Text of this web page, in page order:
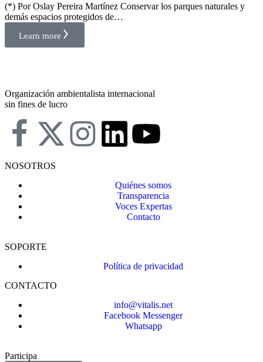
(*) Por Oslay Pereira Martínez Conservar los parques naturales y
demás espacios protegidos de…
Learn more
Organización ambientalista internacional
sin fines de lucro
NOSOTROS
Quiénes somos
Transparencia
Voces Expertas
Contacto
SOPORTE
Política de privacidad
CONTACTO
info@vitalis.net
Facebook Messenger
Whatsapp
Participa